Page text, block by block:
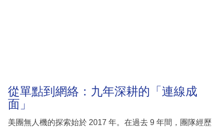
從單點到網絡：九年深耕的「連線成
面」
美團無人機的探索始於 2017 年。在過去 9 年間，團隊經歷